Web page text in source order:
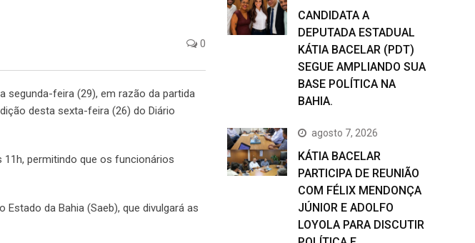
0
segunda-feira (29), em razão da partida
desta sexta-feira (26) do Diário
permitindo que os funcionários
da Bahia (Saeb), que divulgará as
CANDIDATA A
DEPUTADA ESTADUAL
KÁTIA BACELAR (PDT)
SEGUE AMPLIANDO SUA
BASE POLÍTICA NA
BAHIA.
agosto 7, 2026
KÁTIA BACELAR
PARTICIPA DE REUNIÃO
COM FÉLIX MENDONÇA
JÚNIOR E ADOLFO
LOYOLA PARA DISCUTIR